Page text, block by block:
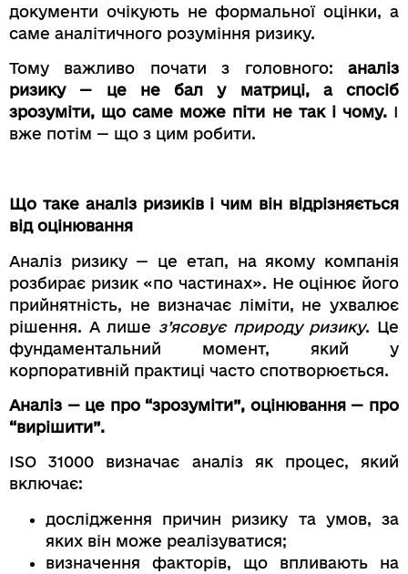
документи очікують не формальної оцінки, а
саме аналітичного розуміння ризику.
Тому важливо почати з головного: аналіз
ризику — це не бал у матриці, а спосіб
зрозуміти, що саме може піти не так і чому.І
вже потім — що з цим робити.
Що таке аналіз ризиків і чим він відрізняється
від оцінювання
Аналіз ризику — це етап, на якому компанія
розбирає ризик «по частинах». Не оцінює його
прийнятність, не визначає ліміти, не ухвалює
рішення. А лише з’ясовує природу ризику. Це
фундаментальний момент, який у
корпоративній практиці часто спотворюється.
Аналіз — це про “зрозуміти”, оцінювання — про
“вирішити”.
ISO 31000 визначає аналіз як процес, який
включає:
дослідження причин ризику та умов, за
яких він може реалізуватися;
визначення факторів, що впливають на